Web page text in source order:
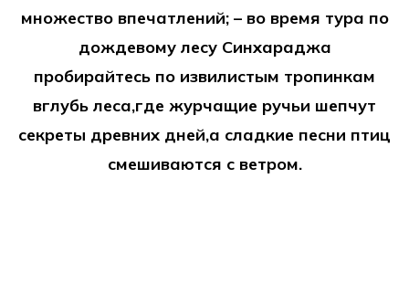
множество впечатлений; – во время тура по
дождевому лесу Синхараджа
пробирайтесь по извилистым тропинкам
вглубь леса,где журчащие ручьи шепчут
секреты древних дней,а сладкие песни птиц
смешиваются с ветром.